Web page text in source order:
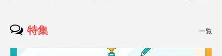
特集 一覧